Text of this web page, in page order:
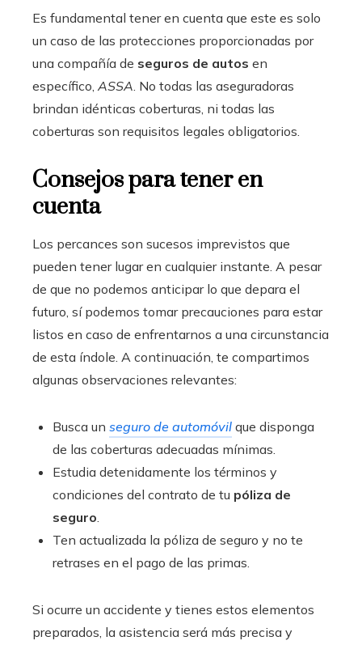
Es fundamental tener en cuenta que este es solo
un caso de las protecciones proporcionadas por
una compañía de seguros de autos en
específico, ASSA . No todas las aseguradoras
brindan idénticas coberturas, ni todas las
coberturas son requisitos legales obligatorios.
Consejos para tener en
cuenta
Los percances son sucesos imprevistos que
pueden tener lugar en cualquier instante. A pesar
de que no podemos anticipar lo que depara el
futuro, sí podemos tomar precauciones para estar
listos en caso de enfrentarnos a una circunstancia
de esta índole. A continuación, te compartimos
algunas observaciones relevantes:
Busca un seguro de automóvil que disponga
de las coberturas adecuadas mínimas.
Estudia detenidamente los términos y
condiciones del contrato de tu póliza de
seguro
Ten actualizada la póliza de seguro y no te
retrases en el pago de las primas.
Si ocurre un accidente y tienes estos elementos
preparados, la asistencia será más precisa y